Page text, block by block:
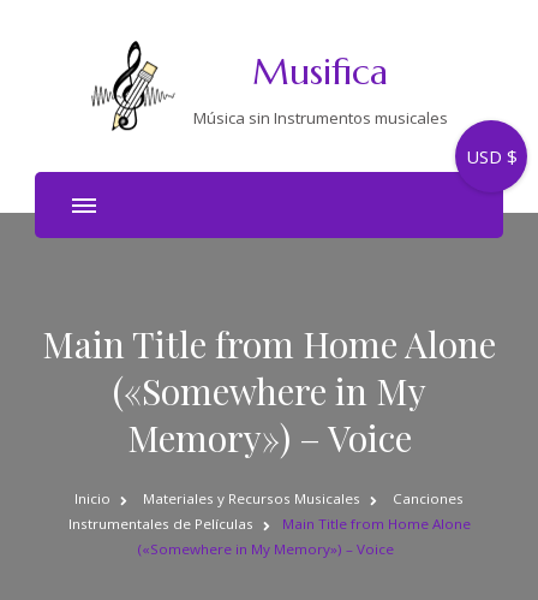
Musifica
Música sin Instrumentos musicales
Main Title from Home Alone
(«Somewhere in My
Memory») – Voice
Inicio Materiales y Recursos Musicales
Canciones
Instrumentales de Películas
Main Title from Home Alone
(«Somewhere in My Memory») – Voice
USD $